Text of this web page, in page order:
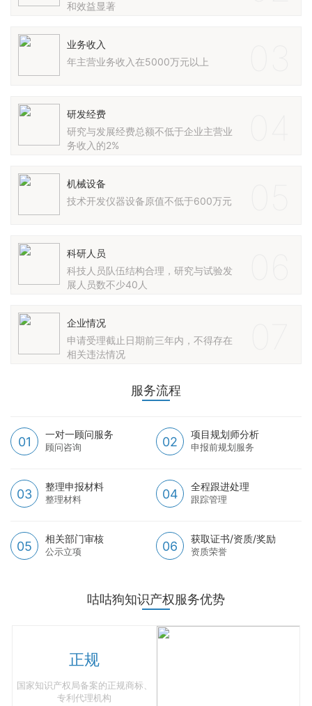
和效益显著
业务收入
年主营业务收入在5000万元以上
研发经费
研究与发展经费总额不低于企业主营业
务收入的2%
机械设备
技术开发仪器设备原值不低于600万元
科研人员
科技人员队伍结构合理，研究与试验发
展人员数不少40人
企业情况
申请受理截止日期前三年内，不得存在
相关违法情况
服务流程
01
一对一顾问服务
顾问咨询 02
项目规划师分析
申报前规划服务
03
整理申报材料
整理材料 04
全程跟进处理
跟踪管理
05
相关部门审核
公示立项 06
获取证书/资质/奖励
资质荣誉
咕咕狗知识产权服务优势
正规
国家知识产权局备案的正规商标、
专利代理机构